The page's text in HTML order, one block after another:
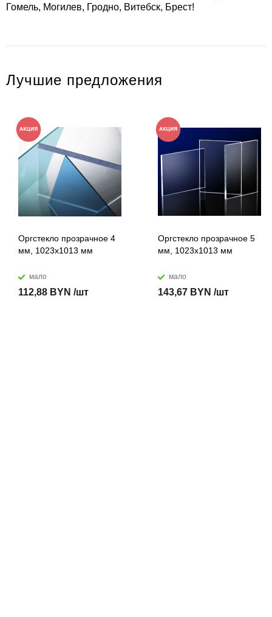
Гомель, Могилев, Гродно, Витебск, Брест!
Лучшие предложения
Оргстекло прозрачное 4
мм, 1023x1013 мм
мало
112,88 BYN /шт
Оргстекло прозрачное 5
мм, 1023x1013 мм
мало
143,67 BYN /шт